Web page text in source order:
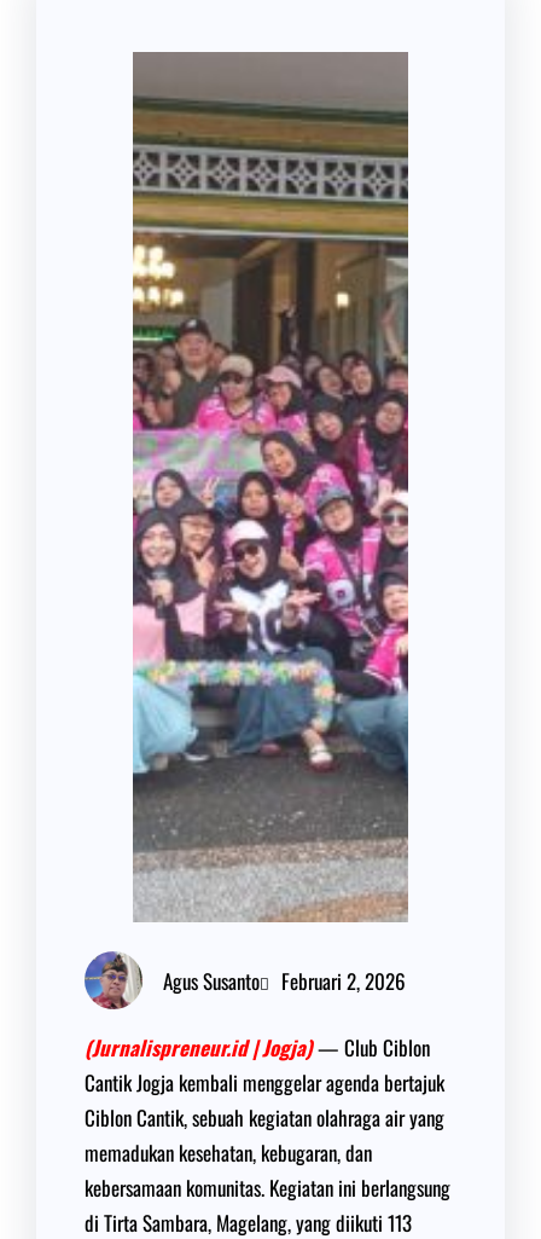
Agus Susanto Februari 2, 2026
(Jurnalispreneur.id | Jogja)— Club Ciblon
Cantik Jogja kembali menggelar agenda bertajuk
Ciblon Cantik, sebuah kegiatan olahraga air yang
memadukan kesehatan, kebugaran, dan
kebersamaan komunitas. Kegiatan ini berlangsung
di Tirta Sambara, Magelang, yang diikuti 113